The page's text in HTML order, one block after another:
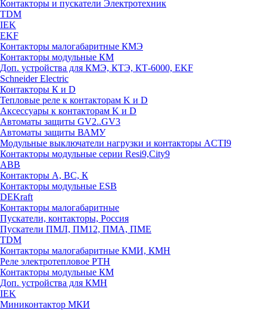
Контакторы и пускатели Электротехник
TDM
IEK
EKF
Контакторы малогабаритные КМЭ
Контакторы модульные КМ
Доп. устройства для КМЭ, КТЭ, КТ-6000, EKF
Schneider Electric
Контакторы К и D
Тепловые реле к контакторам K и D
Аксессуары к контакторам K и D
Автоматы защиты GV2..GV3
Автоматы защиты ВАМУ
Модульные выключатели нагрузки и контакторы ACTI9
Контакторы модульные серии Resi9,City9
ABB
Контакторы А, ВС, К
Контакторы модульные ESB
DEKraft
Контакторы малогабаритные
Пускатели, контакторы, Россия
Пускатели ПМЛ, ПМ12, ПМА, ПМЕ
TDM
Контакторы малогабаритные КМИ, КМН
Реле электротепловое РТН
Контакторы модульные КМ
Доп. устройства для КМН
IEK
Миниконтактор МКИ